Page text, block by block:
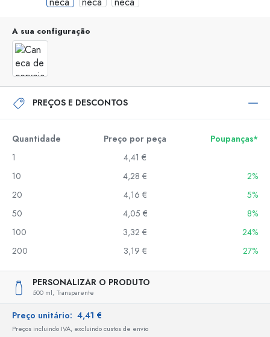
A sua configuração
PREÇOS E DESCONTOS
Quantidade Preço por peça
Poupanças*
1
4,41 €
10
4,28 €
2%
20
4,16 €
5%
50
4,05 €
8%
100
3,32 €
24%
200
3,19 € 27%
PERSONALIZAR O PRODUTO
500 ml, Transparente
Preço unitário: 4,41 €
Preços incluindo IVA, excluindo custos de envio